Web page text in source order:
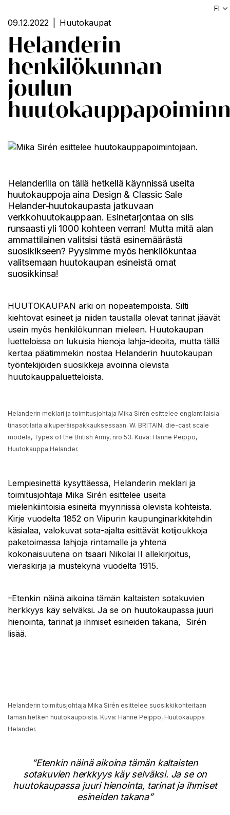
FI
09.12.2022 Huutokaupat
Helanderin
henkilökunnan
joulun
Helanderilla on tällä hetkellä käynnissä useita
huutokauppoja aina Design & Classic Sale
Helander-huutokaupasta jatkuvaan
verkkohuutokauppaan. Esinetarjontaa on siis
runsaasti yli 1000 kohteen verran! Mutta mitä alan
ammattilainen valitsisi tästä esinemäärästä
suosikikseen? Pyysimme myös henkilökuntaa
valitsemaan huutokaupan esineistä omat
suosikkinsa!
HUUTOKAUPAN arki on nopeatempoista. Silti
kiehtovat esineet ja niiden taustalla olevat tarinat jäävät
usein myös henkilökunnan mieleen. Huutokaupan
luetteloissa on lukuisia hienoja lahja-ideoita, mutta tällä
kertaa päätimmekin nostaa Helanderin huutokaupan
työntekijöiden suosikkeja avoinna olevista
huutokauppaluetteloista.
Helanderin meklari ja toimitusjohtaja Mika Sirén esittelee englantilaisia
tinasotilaita alkuperäispakkauksessaan. W. BRITAIN, die-cast scale
models, Types of the British Army, nro 53. Kuva: Hanne Peippo,
Huutokauppa Helander.
Lempiesinettä kysyttäessä, Helanderin meklari ja
toimitusjohtaja Mika Sirén esittelee useita
mielenkiintoisia esineitä myynnissä olevista kohteista.
Kirje vuodelta 1852 on Viipurin kaupunginarkkitehdin
käsialaa, valokuvat sota-ajalta esittävät kotijoukkoja
paketoimassa lahjoja rintamalle ja yhtenä
kokonaisuutena on tsaari Nikolai II allekirjoitus,
vieraskirja ja mustekynä vuodelta 1915.
–Etenkin näinä aikoina tämän kaltaisten sotakuvien
herkkyys käy selväksi. Ja se on huutokaupassa juuri
hienointa, tarinat ja ihmiset esineiden takana, Sirén
lisää.
Helanderin toimitusjohtaja Mika Sirén esittelee suosikkikohteitaan
tämän hetken huutokaupoista. Kuva: Hanne Peippo, Huutokauppa
Helander.
”Etenkin näinä aikoina tämän kaltaisten
sotakuvien herkkyys käy selväksi. Ja se on
huutokaupassa juuri hienointa, tarinat ja ihmiset
esineiden takana”